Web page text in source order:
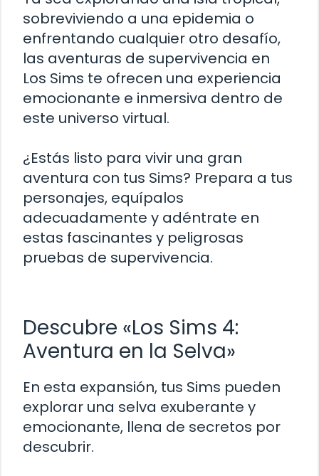
sobreviviendo a una epidemia o
enfrentando cualquier otro desafío,
las aventuras de supervivencia en
Los Sims te ofrecen una experiencia
emocionante e inmersiva dentro de
este universo virtual.
¿Estás listo para vivir una gran
aventura con tus Sims? Prepara a tus
personajes, equípalos
adecuadamente y adéntrate en
estas fascinantes y peligrosas
pruebas de supervivencia.
Descubre «Los Sims 4:
Aventura en la Selva»
En esta expansión, tus Sims pueden
explorar una selva exuberante y
emocionante, llena de secretos por
descubrir.